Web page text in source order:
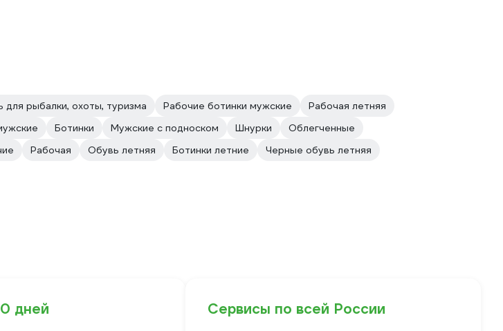
для рыбалки, охоты, туризма Рабочие ботинки мужские
Рабочая летняя
Ботинки Мужские с подноском Шнурки
Облегченные
Рабочая Обувь летняя Ботинки летние
Черные обувь летняя
дней Сервисы по всей России